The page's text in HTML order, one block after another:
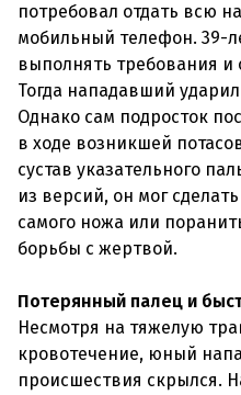
потребовал отдать всю
мобильный телефон. 39-
выполнять требования и
Тогда нападавший
Однако сам подросток
в ходе возникшей
сустав указательного
из версий, он мог
самого ножа или
борьбы с жертвой.
Потерянный палец и
Несмотря на тяжелую
кровотечение, юный
происшествия скрылся.